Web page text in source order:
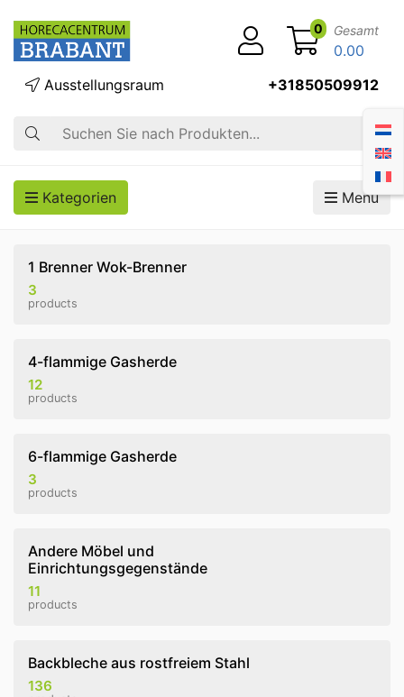
Suche
Ausstellungsraum +31850509912
0 Gesamt
0.00
Kategorien Menü
1 Brenner Wok-Brenner
3
products
4-flammige Gasherde
12
products
6-flammige Gasherde
3
products
Andere Möbel und
Einrichtungsgegenstände
11
products
Backbleche aus rostfreiem Stahl
136